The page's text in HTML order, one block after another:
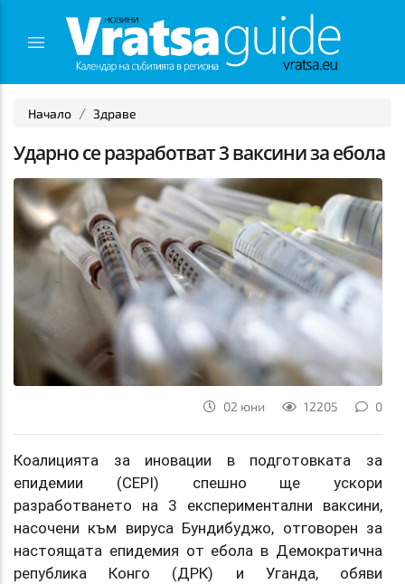
Начало Здраве
Ударно се разработват 3 ваксини за ебола
02 юни 12205 0
Коалицията за иновации в подготовката за
епидемии (CEPI) спешно ще ускори
разработването на 3 експериментални ваксини,
насочени към вируса Бундибуджо, отговорен за
настоящата епидемия от ебола в Демократична
република Конго (ДРК) и Уганда, обяви